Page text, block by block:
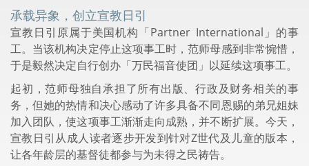
承载异象，创立宣教日引
宣教日引原属于美国机构「Partner International」的事
工。当该机构决定停止这项事工时，范师母感到非常惋惜，
于是毅然决定自行创办「万民福音使团」以延续这项事工。
起初，范师母独自承担了所有出版、行政及财务相关的事
务，但她的热情和决心感动了许多具备不同恩赐的弟兄姐妹
加入团队，使这项事工渐渐走向成熟，并不断扩展。今天，
宣教日引从成人读者逐步开发到针对Z世代及儿童的版本，
让各年龄层的基督徒都参与为未得之民祷告。